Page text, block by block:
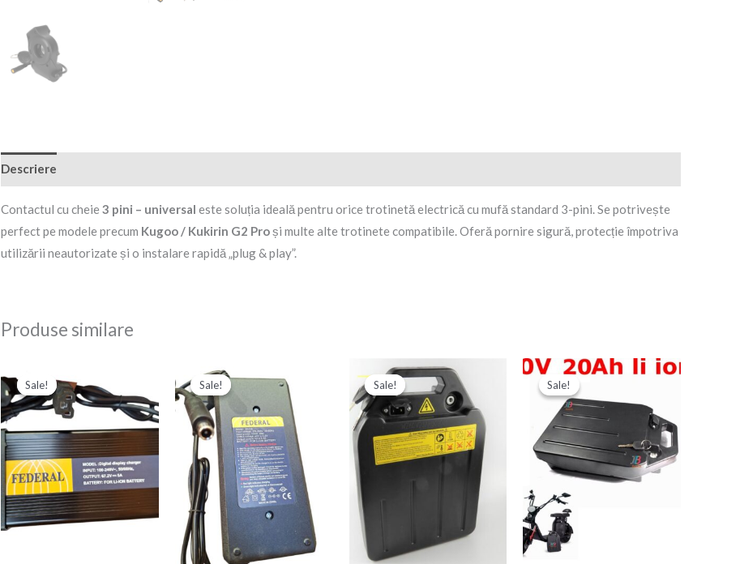
Descriere
Contactul cu cheie 3 pini – universal este soluția ideală pentru orice trotinetă electrică cu mufă standard 3-pini. Se potrivește
perfect pe modele precum Kugoo / Kukirin G2 Proși multe alte trotinete compatibile. Oferă pornire sigură, protecție împotriva
utilizării neautorizate și o instalare rapidă „plug & play”.
Produse similare
Sale!
Sale!
inițial
a
fost:
350,00 Ron.
este:
300,00 Ron.
Sale!
Sale!
inițial
fost:
220,00 Ron.
150,00 Ron.
Sale!
Sale!
Prețul
inițial
a
fost:
1.000,00 Ron.
900,00 Ron.
Sale!
Sale!
Prețul
inițial
fost:
1.599,00 Ron.
Prețul
curent